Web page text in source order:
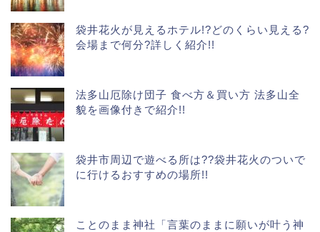
袋井花火が見えるホテル!?どのくらい見える?
会場まで何分?詳しく紹介!!
法多山厄除け団子 食べ方＆買い方 法多山全
貌を画像付きで紹介!!
袋井市周辺で遊べる所は??袋井花火のついで
に行けるおすすめの場所!!
ことのまま神社「言葉のままに願いが叶う神